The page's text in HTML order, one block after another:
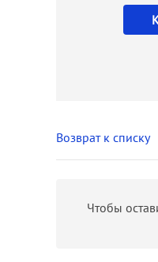
Возврат к списку
Чтобы